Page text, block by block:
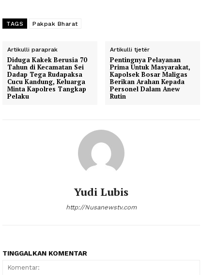
TAGS Pakpak Bharat
Artikulli paraprak
Diduga Kakek Berusia 70
Tahun di Kecamatan Sei
Dadap Tega Rudapaksa
Cucu Kandung, Keluarga
Minta Kapolres Tangkap
Pelaku
Artikulli tjetër
Pentingnya Pelayanan
Prima Untuk Masyarakat,
Kapolsek Bosar Maligas
Berikan Arahan Kepada
Personel Dalam Anew
Rutin
Yudi Lubis
http://Nusanewstv.com
TINGGALKAN KOMENTAR